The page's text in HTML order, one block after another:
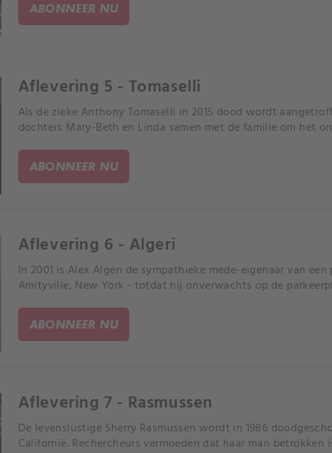
ABONNEER NU
Aflevering 5 - Tomaselli
Als de zieke Anthony Tomaselli in 2015 dood wordt
dochters Mary-Beth en Linda samen met de familie om het
ABONNEER NU
Aflevering 6 - Algeri
In 2001 is Alex Algeri de sympathieke mede-eigenaar van
Amityville, New York - totdat hij onverwachts op de
ABONNEER NU
Aflevering 7 - Rasmussen
De levenslustige Sherry Rasmussen wordt in 1986
Californië. Rechercheurs vermoeden dat haar man